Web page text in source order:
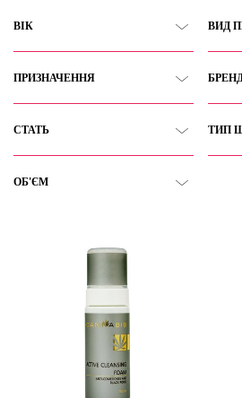
ВІК ВИД
ПРИЗНАЧЕННЯ
СТАТЬ ТИП
ОБ'ЄМ